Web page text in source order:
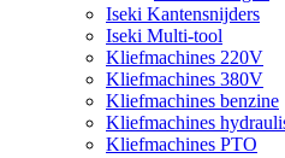
Iseki Kantensnijders
Iseki Multi-tool
Kliefmachines 220V
Kliefmachines 380V
Kliefmachines benzine
Kliefmachines
Kliefmachines PTO